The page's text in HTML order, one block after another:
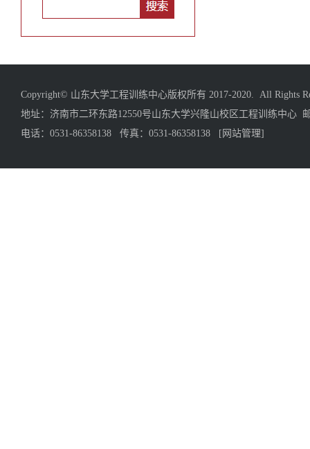
Copyright© 山东大学工程训练中心版权所有 2017-2020. All Rights
地址：济南市二环东路12550号山东大学兴隆山校区工程训练中心
电话：0531-86358138 传真：0531-86358138
[网站管理]